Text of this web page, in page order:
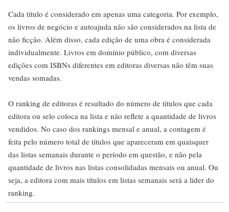
Cada título é considerado em apenas uma categoria. Por exemplo,
os livros de negócio e autoajuda não são considerados na lista de
não ficção. Além disso, cada edição de uma obra é considerada
individualmente. Livros em domínio público, com diversas
edições com ISBNs diferentes em editoras diversas não têm suas
vendas somadas.
O ranking de editoras é resultado do número de títulos que cada
editora ou selo coloca na lista e não reflete a quantidade de livros
vendidos. No caso dos rankings mensal e anual, a contagem é
feita pelo número total de títulos que apareceram em quaisquer
das listas semanais durante o período em questão, e não pela
quantidade de livros nas listas consolidadas mensais ou anual. Ou
seja, a editora com mais títulos em listas semanais será a líder do
ranking.